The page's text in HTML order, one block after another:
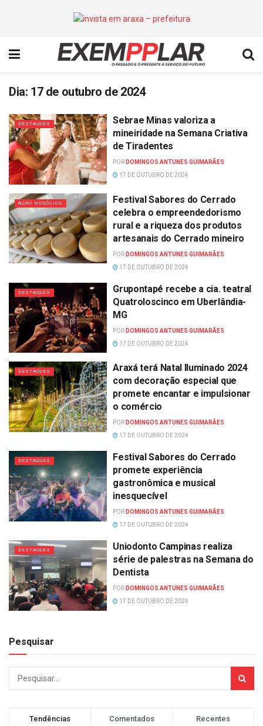
Dia: 17 de outubro de 2024
DESTAQUES
Sebrae Minas valoriza a
mineiridade na Semana Criativa
de Tiradentes
POR DOMINGOS ANTUNES GUIMARÃES
17 DE OUTUBRO DE 2024
AGRO NEGÓCIOS
Festival Sabores do Cerrado
celebra o empreendedorismo
rural e a riqueza dos produtos
artesanais do Cerrado mineiro
POR DOMINGOS ANTUNES GUIMARÃES
17 DE OUTUBRO DE 2024
DESTAQUES
Grupontapé recebe a cia. teatral
Quatroloscinco em Uberlândia-
MG
POR DOMINGOS ANTUNES GUIMARÃES
17 DE OUTUBRO DE 2024
DESTAQUES
Araxá terá Natal Iluminado 2024
com decoração especial que
promete encantar e impulsionar
o comércio
POR DOMINGOS ANTUNES GUIMARÃES
17 DE OUTUBRO DE 2024
DESTAQUES
Festival Sabores do Cerrado
promete experiência
gastronômica e musical
inesquecível
POR DOMINGOS ANTUNES GUIMARÃES
17 DE OUTUBRO DE 2024
DESTAQUES
Uniodonto Campinas realiza
série de palestras na Semana do
Dentista
POR DOMINGOS ANTUNES GUIMARÃES
17 DE OUTUBRO DE 2024
Pesquisar
Tendências Comentados Recentes